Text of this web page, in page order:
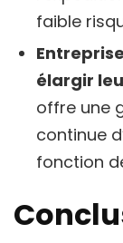
faible
élargir
offre une
continue
fonction